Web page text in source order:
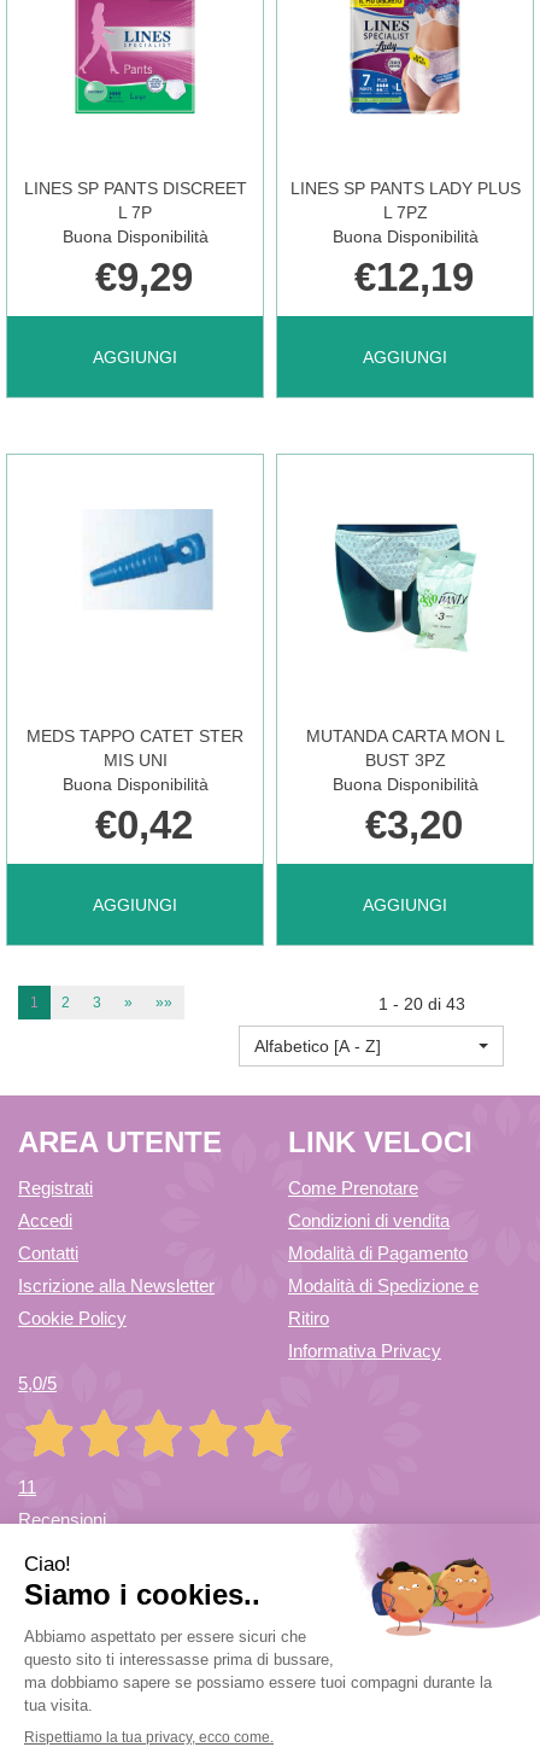
80X180
13PZ AL
CARRELLO
PANTS
M
LINES SP PANTS DISCREET
L 7P
Buona Disponibilità
€9,29
AGGIUNGI
AGGIUNGI LINES
CARRELLO
LINES SP PANTS LADY PLUS
L 7PZ
Buona Disponibilità
€12,19
AGGIUNGI
AGGIUNGI LINES
PANTS
LADY
MEDS TAPPO CATET STER
MIS UNI
Buona Disponibilità
€0,42
AGGIUNGI
AGGIUNGI MEDS
TAPPO
STER
MIS
UNI AL
CARRELLO
MUTANDA CARTA MON L
BUST 3PZ
Buona Disponibilità
€3,20
AGGIUNGI
AGGIUNGI MUTANDA
MON
L
BUST
3PZ AL
1 2 3 » »» 1 - 20 di 43
Alfabetico [A - Z]
AREA UTENTE
Registrati
Accedi
Contatti
Iscrizione alla Newsletter
Cookie Policy
LINK VELOCI
Come Prenotare
Condizioni di vendita
Modalità di Pagamento
Modalità di Spedizione e
Ritiro
Informativa Privacy
5,0/5
11
Recensioni
Farmacia di Cuvio Sas- via Vittorio Veneto 12/a 21030 Cuvio
(VA)
info@farmaciadicuvio.it (per info ordini) -
farmaciadicuvio@gmail.com (per info farmacia)
0332.624208| P.Iva: 03656220120 | Numero R.E.A.: VA369153